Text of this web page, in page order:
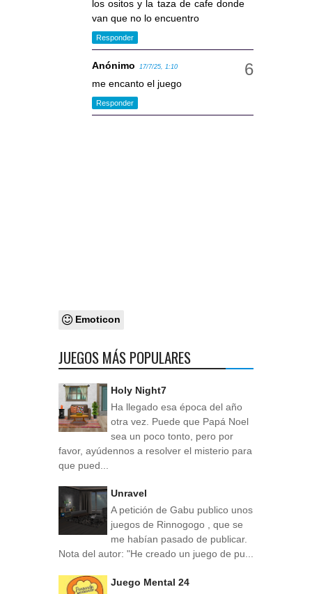
los ositos y la taza de cafe donde
van que no lo encuentro
Responder
Anónimo 17/7/25, 1:10
me encanto el juego
Responder
Emoticon
JUEGOS MÁS POPULARES
Holy Night7
Ha llegado esa época del año
otra vez. Puede que Papá Noel
sea un poco tonto, pero por
favor, ayúdennos a resolver el misterio para
que pued...
Unravel
A petición de Gabu publico unos
juegos de Rinnogogo , que se
me habían pasado de publicar.
Nota del autor: "He creado un juego de pu...
Juego Mental 24